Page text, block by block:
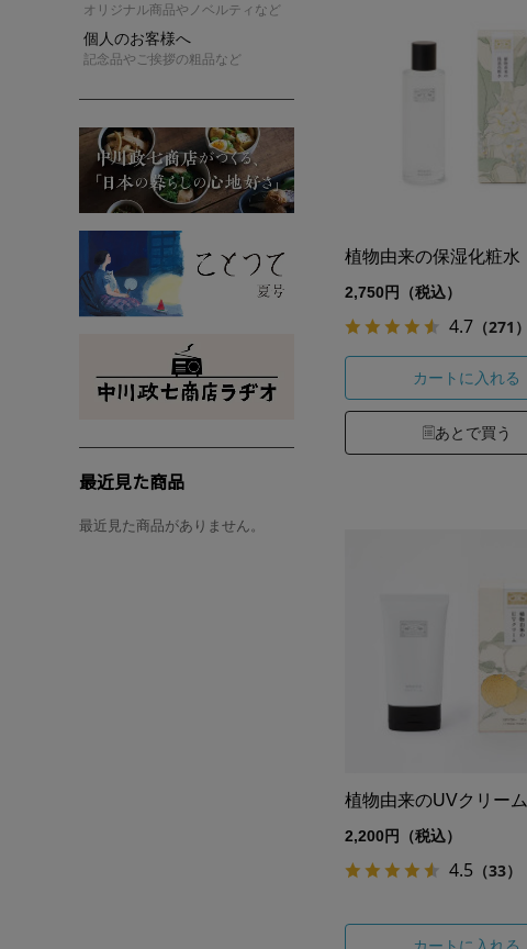
オリジナル商品やノベルティなど
個人のお客様へ
記念品やご挨拶の粗品など
最近見た商品
最近見た商品がありません。
植物由来の保湿化粧水
2,750円（税込）
4.7 （271）
カートに入れる
あとで買う
植物由来のUVクリーム
2,200円（税込）
4.5 （33）